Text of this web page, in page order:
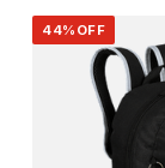
44% OFF